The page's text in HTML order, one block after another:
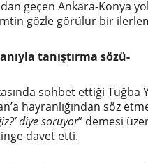
geçen Ankara-Konya
gözle görülür bir
tanıştırma sözü-
sohbet ettiği Tuğba
hayranlığından söz
iz?’ diye soruyor” demesi
davet etti.